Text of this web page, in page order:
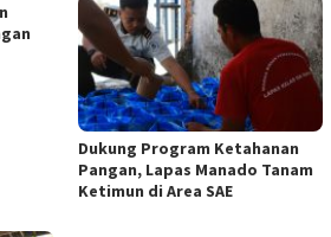
Dukung Program Ketahanan
Pangan, Lapas Manado Tanam
Ketimun di Area SAE